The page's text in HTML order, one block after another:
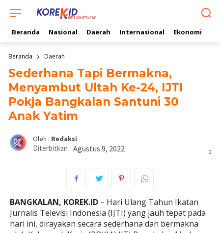
Beranda Nasional Daerah Internasional Ekonomi
Beranda Daerah
Sederhana Tapi Bermakna,
Menyambut Ultah Ke-24, IJTI
Pokja Bangkalan Santuni 30
Anak Yatim
Oleh : Redaksi
0
Diterbitkan : Agustus 9, 2022
BANGKALAN, KOREK.ID – Hari Ulang Tahun Ikatan
Jurnalis Televisi Indonesia (IJTI) yang jauh tepat pada
hari ini, dirayakan secara sederhana dan bermakna